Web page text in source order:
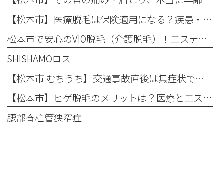
【松本市】医療脱毛は保険適用になる？疾患・肌荒れに悩む方へ整形外科での脱毛を徹底解説！
松本市で安心のVIO脱毛（介護脱毛）！エステとの違いや回数を解説
SHISHAMOロス
【松本市 むちうち】交通事故直後は無症状でも要注意！後遺症を防ぐ早期受診と自賠責保険のポイント
【松本市】ヒゲ脱毛のメリットは？医療とエステの違いや「値段・回数・痛み」を徹底解説
腰部脊柱管狭窄症